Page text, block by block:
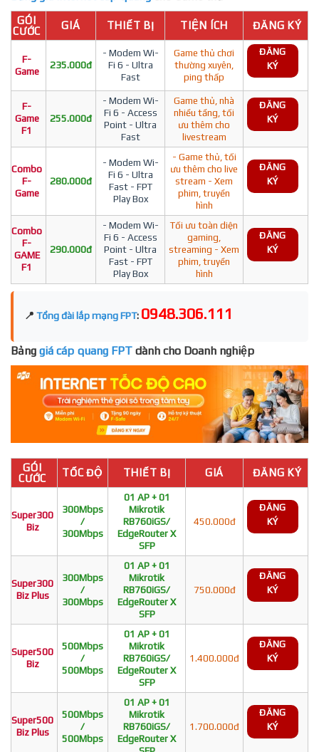
GÓI
CƯỚC
GIÁ THIẾT BỊ TIỆN ÍCH ĐĂNG KÝ
F-
Game
235.000đ
- Modem Wi-
Fi 6 - Ultra
Fast
Game thủ chơi
thường xuyên,
ping thấp
ĐĂNG
KÝ
F-
Game
F1
255.000đ
- Modem Wi-
Fi 6 - Access
Point - Ultra
Fast
Game thủ, nhà
nhiều tầng, tối
ưu thêm cho
livestream
ĐĂNG
KÝ
Combo
F-
Game
280.000đ
- Modem Wi-
Fi 6 - Ultra
Fast - FPT
Play Box
- Game thủ, tối
ưu thêm cho live
stream - Xem
phim, truyền
hình
ĐĂNG
KÝ
Combo
F-
GAME
F1
290.000đ
- Modem Wi-
Fi 6 - Access
Point - Ultra
Fast - FPT
Play Box
Tối ưu toàn diện
gaming,
streaming - Xem
phim, truyền
hình
ĐĂNG
KÝ
📍 Tổng đài lắp mạng FPT: 0948.306.111
Bảng giá cáp quang FPT dành cho Doanh nghiệp
GÓI
CƯỚC
TỐC ĐỘ THIẾT BỊ GIÁ ĐĂNG KÝ
Super300
Biz
300Mbps
/
300Mbps
01 AP + 01
Mikrotik
RB760iGS/
EdgeRouter X
SFP
450.000đ
ĐĂNG
KÝ
Super300
Biz Plus
300Mbps
/
300Mbps
01 AP + 01
Mikrotik
RB760iGS/
EdgeRouter X
SFP
750.000đ
ĐĂNG
KÝ
Super500
Biz
500Mbps
/
500Mbps
01 AP + 01
Mikrotik
RB760iGS/
EdgeRouter X
SFP
1.400.000đ
ĐĂNG
KÝ
Super500
Biz Plus
500Mbps
/
500Mbps
01 AP + 01
Mikrotik
RB760iGS/
EdgeRouter X
1.700.000đ
ĐĂNG
KÝ